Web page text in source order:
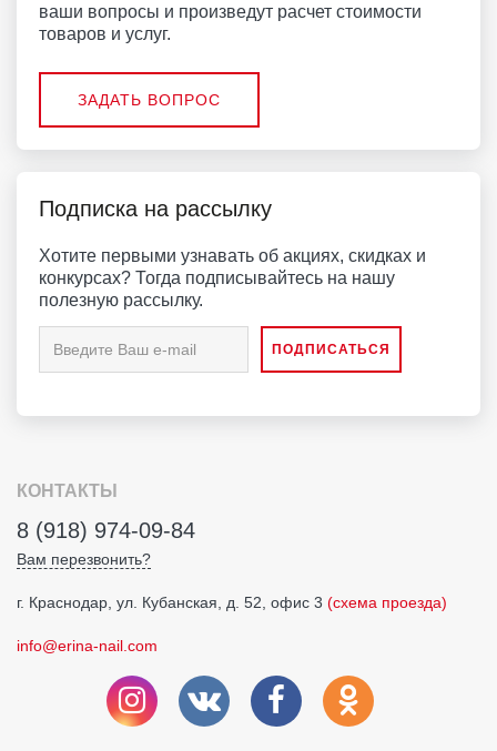
ваши вопросы и произведут расчет стоимости
товаров и услуг.
ЗАДАТЬ ВОПРОС
Подписка на рассылку
Хотите первыми узнавать об акциях, скидках и
конкурсах? Тогда подписывайтесь на нашу
полезную рассылку.
КОНТАКТЫ
8 (918) 974-09-84
Вам перезвонить?
г. Краснодар, ул. Кубанская, д. 52, офис 3 (схема проезда)
info@erina-nail.com